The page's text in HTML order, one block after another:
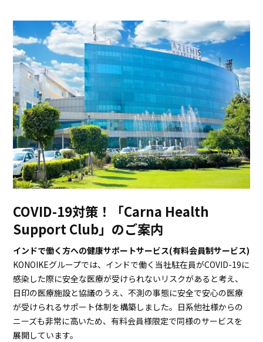
JP EN お問い合わせ
COVID-19対策！「Carna Health
Support Club」のご案内
インドで働く方への健康サポートサービス(有料会員制サービス)
KONOIKEグループでは、インドで働く当社駐在員がCOVID-19に
感染した際に安全な医療が受けられないリスクがあると考え、
日印の医療施設と協議のうえ、不測の事態に安全で安心の医療
が受けられるサポート体制を構築しました。日系他社様からの
ニーズも非常に高いため、有料会員様限定で同様のサービスを
展開しています。